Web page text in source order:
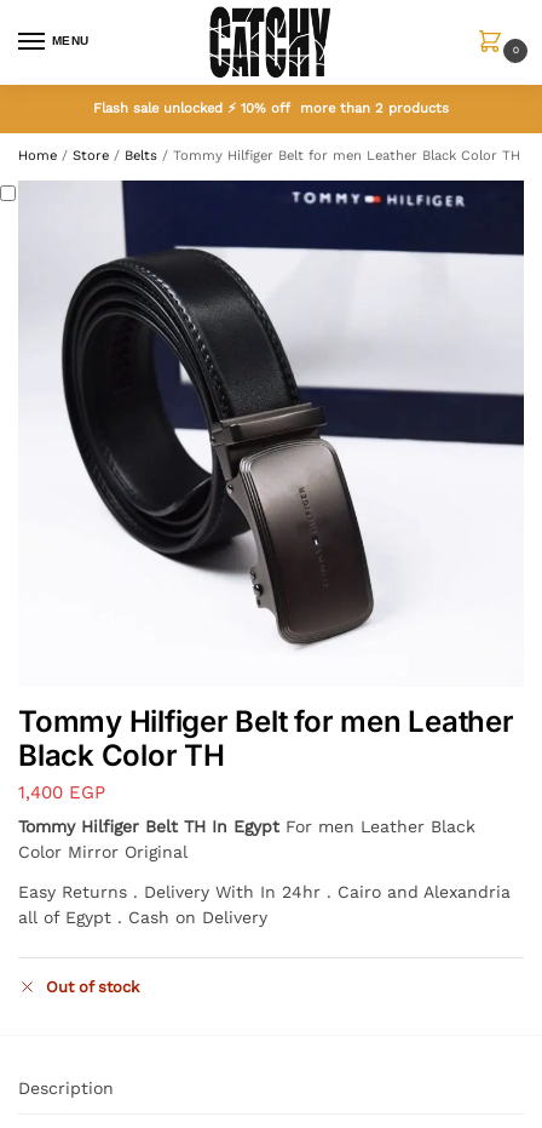
MENU
0
Flash sale unlocked ⚡ 10% off more than 2 products
Home / Store / Belts / Tommy Hilfiger Belt for men Leather Black Color TH
Tommy Hilfiger Belt for men Leather
Black Color TH
1,400 EGP
Tommy Hilfiger Belt TH In Egypt For men Leather Black
Color Mirror Original
Easy Returns . Delivery With In 24hr . Cairo and Alexandria
all of Egypt . Cash on Delivery
Out of stock
Description